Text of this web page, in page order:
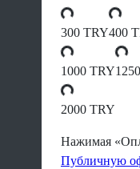
300 TRY400
1000 TRY
2000 TRY
Нажимая
Публичную